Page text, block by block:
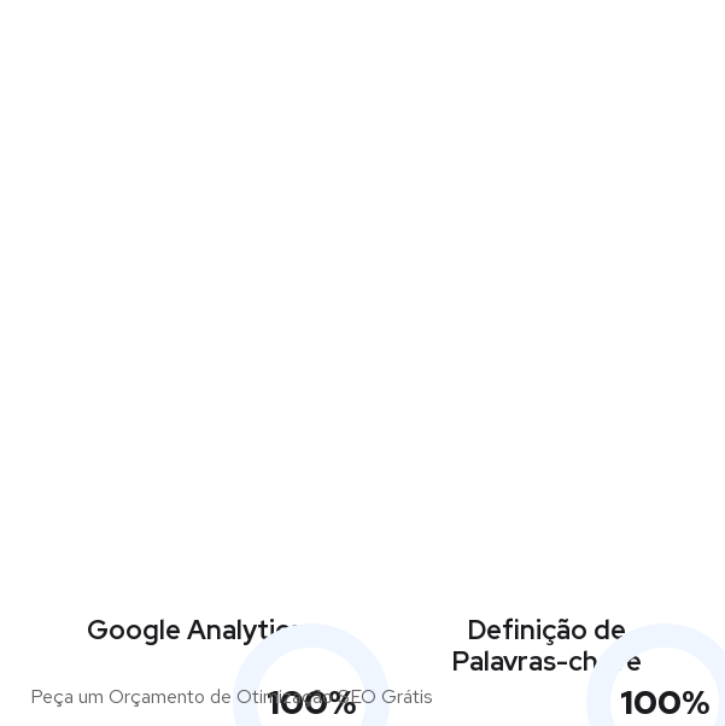
100%
Google Analytics
100%
Definição de
Palavras-chave
Peça um Orçamento de Otimização SEO Grátis